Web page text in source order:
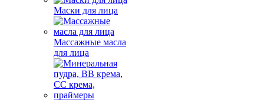
Маски для лица
Массажные масла
для лица